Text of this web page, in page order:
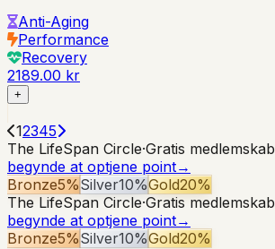
Anti-Aging
Performance
Recovery
2189.00 kr
+
12345
The LifeSpan Circle·Gratis medlemskab
begynde at optjene point→
Bronze5%Silver10%Gold20%
The LifeSpan Circle·Gratis medlemskab
begynde at optjene point→
Bronze5%Silver10%Gold20%